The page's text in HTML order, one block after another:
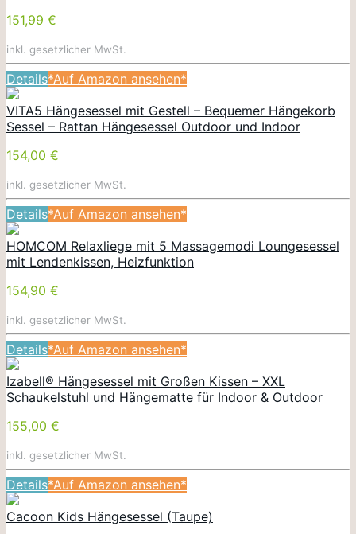
151,99 €
inkl. gesetzlicher MwSt.
Details*Auf Amazon ansehen*
VITA5 Hängesessel mit Gestell – Bequemer Hängekorb
Sessel – Rattan Hängesessel Outdoor und Indoor
154,00 €
inkl. gesetzlicher MwSt.
Details*Auf Amazon ansehen*
HOMCOM Relaxliege mit 5 Massagemodi Loungesessel
mit Lendenkissen, Heizfunktion
154,90 €
inkl. gesetzlicher MwSt.
Details*Auf Amazon ansehen*
Izabell® Hängesessel mit Großen Kissen – XXL
Schaukelstuhl und Hängematte für Indoor & Outdoor
155,00 €
inkl. gesetzlicher MwSt.
Details*Auf Amazon ansehen*
Cacoon Kids Hängesessel (Taupe)